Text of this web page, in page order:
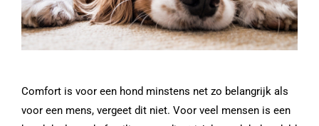
Comfort is voor een hond minstens net zo belangrijk als
voor een mens, vergeet dit niet. Voor veel mensen is een